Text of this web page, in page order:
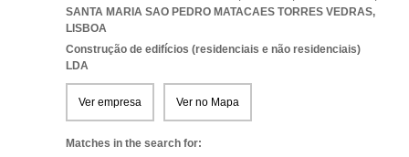
SANTA MARIA SAO PEDRO MATACAES TORRES VEDRAS,
LISBOA
Construção de edifícios (residenciais e não residenciais)
LDA
Ver empresa Ver no Mapa
Matches in the search for: